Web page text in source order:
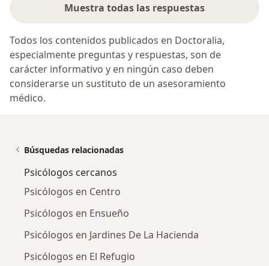
Muestra todas las respuestas
Todos los contenidos publicados en Doctoralia,
especialmente preguntas y respuestas, son de
carácter informativo y en ningún caso deben
considerarse un sustituto de un asesoramiento
médico.
Búsquedas relacionadas
Psicólogos cercanos
Psicólogos en Centro
Psicólogos en Ensueño
Psicólogos en Jardines De La Hacienda
Psicólogos en El Refugio